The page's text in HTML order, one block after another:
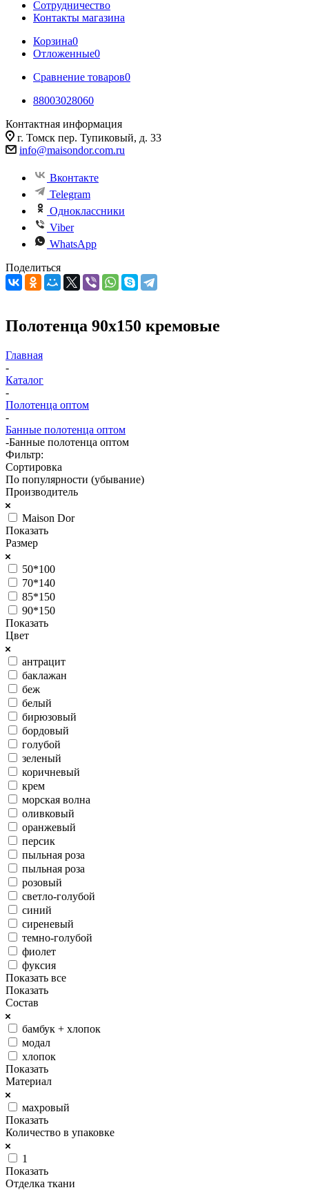
Сотрудничество
Контакты магазина
Корзина0
Отложенные0
Сравнение товаров0
88003028060
Контактная информация
г. Томск пер. Тупиковый, д. 33
info@maisondor.com.ru
Вконтакте
Telegram
Одноклассники
Viber
WhatsApp
Поделиться
Полотенца 90х150 кремовые
Главная
-
Каталог
-
Полотенца оптом
-
Банные полотенца оптом
-Банные полотенца оптом
Фильтр:
Сортировка
По популярности (убывание)
Производитель
Maison Dor
Показать
Размер
50*100
70*140
85*150
90*150
Показать
Цвет
антрацит
баклажан
беж
белый
бирюзовый
бордовый
голубой
зеленый
коричневый
крем
морская волна
оливковый
оранжевый
персик
пыльная роза
пыльная роза
розовый
светло-голубой
синий
сиреневый
темно-голубой
фиолет
фуксия
Показать все
Показать
Состав
бамбук + хлопок
модал
хлопок
Показать
Материал
махровый
Показать
Количество в упаковке
1
Показать
Отделка ткани